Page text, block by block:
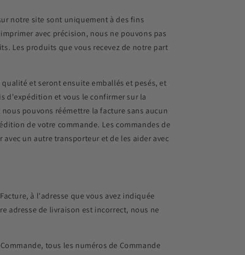
notre site sont uniquement à des fins
avec précision, nous ne pouvons pas
Les produits que vous recevez de notre part
et seront ensuite emballés et pesés, et
d'expédition et vous le confirmer sur la
pouvons réémettre la facture sans aucun
de votre commande. Les commandes de
un autre transporteur et de les aider avec
à l'adresse que vous avez indiquée
adresse de livraison est incorrect, nous ne
tous les numéros de Commande